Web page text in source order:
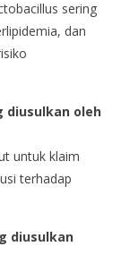
sering
dan
diusulkan oleh
untuk klaim
terhadap
diusulkan